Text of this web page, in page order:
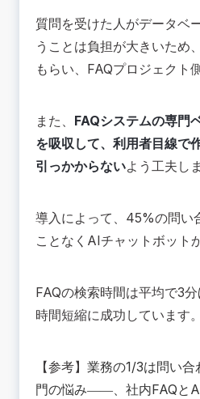
質問を受けた人がデータベ
うことは負担が大きいため
もらい、FAQプロジェクト
また、 FAQシステムの専門
を吸収して、利用者目線で
引っかからないよう工夫し
導入によって、45%の問い
ことなくAIチャットボット
FAQの検索時間は平均で3
時間短縮に成功しています。
【参考】 業務の1/3は問い
門の悩み――、社内FAQと